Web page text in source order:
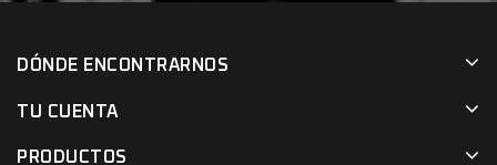
DÓNDE ENCONTRARNOS
TU CUENTA
PRODUCTOS